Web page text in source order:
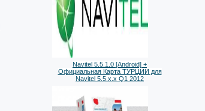
Navitel 5.5.1.0 [Android] +
Официальная Карта ТУРЦИИ для
Navitel 5.5.x.x Q1 2012